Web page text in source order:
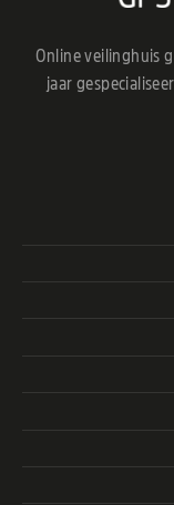
Online veilinghuis
jaar